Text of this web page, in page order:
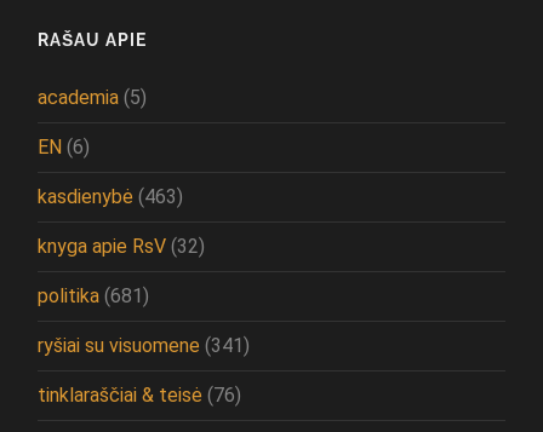
RAŠAU APIE
academia (5)
EN (6)
kasdienybė (463)
knyga apie RsV (32)
politika (681)
ryšiai su visuomene (341)
tinklaraščiai & teisė (76)